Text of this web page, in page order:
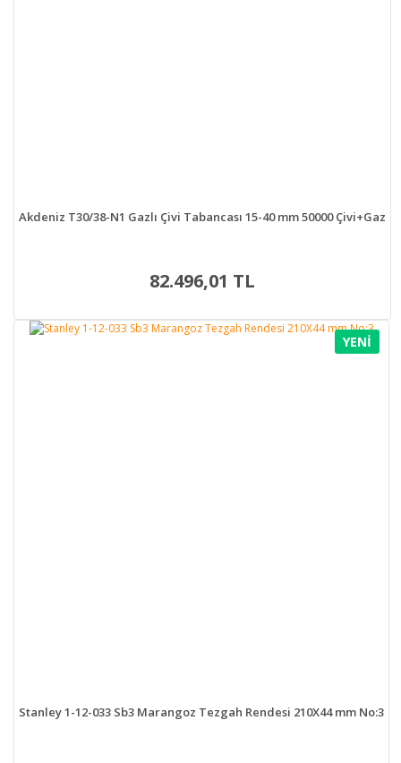
Akdeniz T30/38-N1 Gazlı Çivi Tabancası 15-40 mm 50000 Çivi+Gaz
82.496,01 TL
YENİ
Stanley 1-12-033 Sb3 Marangoz Tezgah Rendesi 210X44 mm No:3